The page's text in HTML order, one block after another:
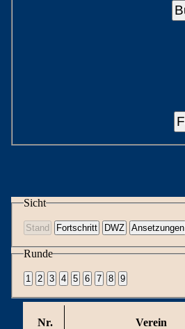
Sicht
Runde
Nr. Verein